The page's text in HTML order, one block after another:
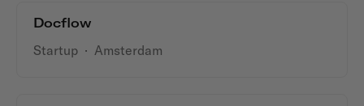
Docflow
Startup · Amsterdam